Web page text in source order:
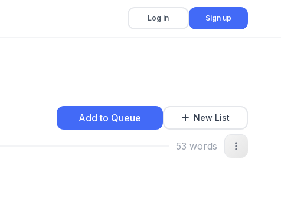
Log in Sign up
Add to Queue New List
53 words